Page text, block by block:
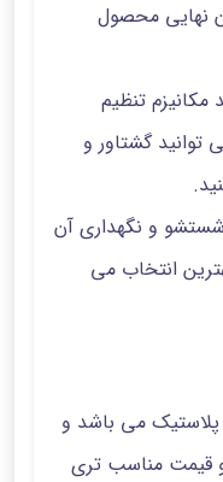
نهایی محصول
تنظیم
توانید گشتاور و
شستشو و نگهداری آن
انتخاب می
پلاستیک می باشد و
قیمت مناسب تری